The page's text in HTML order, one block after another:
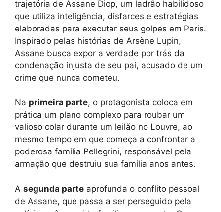
trajetória de Assane Diop, um ladrão habilidoso
que utiliza inteligência, disfarces e estratégias
elaboradas para executar seus golpes em Paris.
Inspirado pelas histórias de Arsène Lupin,
Assane busca expor a verdade por trás da
condenação injusta de seu pai, acusado de um
crime que nunca cometeu.
Na primeira parte, o protagonista coloca em
prática um plano complexo para roubar um
valioso colar durante um leilão no Louvre, ao
mesmo tempo em que começa a confrontar a
poderosa família Pellegrini, responsável pela
armação que destruiu sua família anos antes.
A segunda parte aprofunda o conflito pessoal
de Assane, que passa a ser perseguido pela